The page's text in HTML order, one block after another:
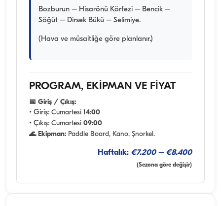
Bozburun – Hisarönü Körfezi – Bencik –
Söğüt – Dirsek Bükü – Selimiye.
(Hava ve müsaitliğe göre planlanır.)
PROGRAM, EKİPMAN VE FİYAT
📅 Giriş / Çıkış:
• Giriş: Cumartesi 14:00
• Çıkış: Cumartesi 09:00
🌊 Ekipman: Paddle Board, Kano, Şnorkel.
Haftalık: €7.200 – €8.400
(Sezona göre değişir)